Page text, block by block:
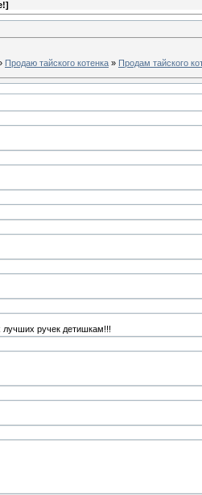
]
Продаю тайского котенка » Продам тайского
ручек детишкам!!!